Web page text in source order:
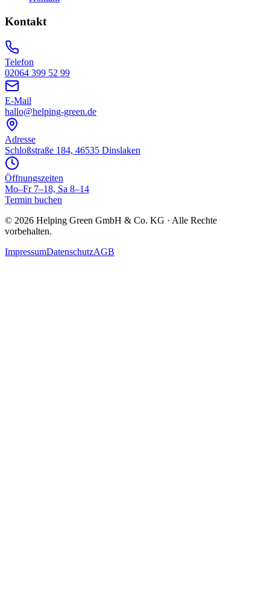
Kontakt
Telefon
02064 399 52 99
E-Mail
hallo@helping-green.de
Adresse
Schloßstraße 184, 46535 Dinslaken
Öffnungszeiten
Mo–Fr 7–18, Sa 8–14
Termin buchen
© 2026 Helping Green GmbH & Co. KG · Alle Rechte
vorbehalten.
ImpressumDatenschutzAGB